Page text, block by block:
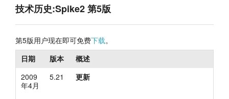
新聞
产品
技术历史:Spike2 第5版
第5版用户现在即可免费下载。
日期
版本
概述
2009
年4月
5.21 更新